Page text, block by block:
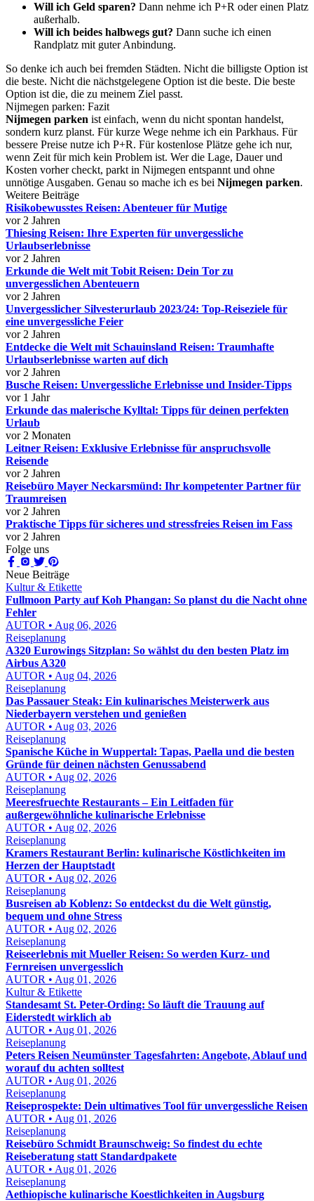
Will ich Geld sparen? Dann nehme ich P+R oder einen Platz
außerhalb.
Will ich beides halbwegs gut? Dann suche ich einen
Randplatz mit guter Anbindung.
So denke ich auch bei fremden Städten. Nicht die billigste Option ist
die beste. Nicht die nächstgelegene Option ist die beste. Die beste
Option ist die, die zu meinem Ziel passt.
Nijmegen parken: Fazit
Nijmegen parken ist einfach, wenn du nicht spontan handelst,
sondern kurz planst. Für kurze Wege nehme ich ein Parkhaus. Für
bessere Preise nutze ich P+R. Für kostenlose Plätze gehe ich nur,
wenn Zeit für mich kein Problem ist. Wer die Lage, Dauer und
Kosten vorher checkt, parkt in Nijmegen entspannt und ohne
unnötige Ausgaben. Genau so mache ich es bei Nijmegen parken.
Weitere Beiträge
Risikobewusstes Reisen: Abenteuer für Mutige
vor 2 Jahren
Thiesing Reisen: Ihre Experten für unvergessliche
Urlaubserlebnisse
vor 2 Jahren
Erkunde die Welt mit Tobit Reisen: Dein Tor zu
unvergesslichen Abenteuern
vor 2 Jahren
Unvergesslicher Silvesterurlaub 2023/24: Top-Reiseziele für
eine unvergessliche Feier
vor 2 Jahren
Entdecke die Welt mit Schauinsland Reisen: Traumhafte
Urlaubserlebnisse warten auf dich
vor 2 Jahren
Busche Reisen: Unvergessliche Erlebnisse und Insider-Tipps
vor 1 Jahr
Erkunde das malerische Kylltal: Tipps für deinen perfekten
Urlaub
vor 2 Monaten
Leitner Reisen: Exklusive Erlebnisse für anspruchsvolle
Reisende
vor 2 Jahren
Reisebüro Mayer Neckarsmünd: Ihr kompetenter Partner für
Traumreisen
vor 2 Jahren
Praktische Tipps für sicheres und stressfreies Reisen im Fass
vor 2 Jahren
Folge uns
Neue Beiträge
Kultur & Etikette
Fullmoon Party auf Koh Phangan: So planst du die Nacht ohne
Fehler
AUTOR • Aug 06, 2026
Reiseplanung
A320 Eurowings Sitzplan: So wählst du den besten Platz im
Airbus A320
AUTOR • Aug 04, 2026
Reiseplanung
Das Passauer Steak: Ein kulinarisches Meisterwerk aus
Niederbayern verstehen und genießen
AUTOR • Aug 03, 2026
Reiseplanung
Spanische Küche in Wuppertal: Tapas, Paella und die besten
Gründe für deinen nächsten Genussabend
AUTOR • Aug 02, 2026
Reiseplanung
Meeresfruechte Restaurants – Ein Leitfaden für
außergewöhnliche kulinarische Erlebnisse
AUTOR • Aug 02, 2026
Reiseplanung
Kramers Restaurant Berlin: kulinarische Köstlichkeiten im
Herzen der Hauptstadt
AUTOR • Aug 02, 2026
Reiseplanung
Busreisen ab Koblenz: So entdeckst du die Welt günstig,
bequem und ohne Stress
AUTOR • Aug 02, 2026
Reiseplanung
Reiseerlebnis mit Mueller Reisen: So werden Kurz- und
Fernreisen unvergesslich
AUTOR • Aug 01, 2026
Kultur & Etikette
Standesamt St. Peter-Ording: So läuft die Trauung auf
Eiderstedt wirklich ab
AUTOR • Aug 01, 2026
Reiseplanung
Peters Reisen Neumünster Tagesfahrten: Angebote, Ablauf und
worauf du achten solltest
AUTOR • Aug 01, 2026
Reiseplanung
Reiseprospekte: Dein ultimatives Tool für unvergessliche Reisen
AUTOR • Aug 01, 2026
Reiseplanung
Reisebüro Schmidt Braunschweig: So findest du echte
Reiseberatung statt Standardpakete
AUTOR • Aug 01, 2026
Reiseplanung
Aethiopische kulinarische Koestlichkeiten in Augsburg